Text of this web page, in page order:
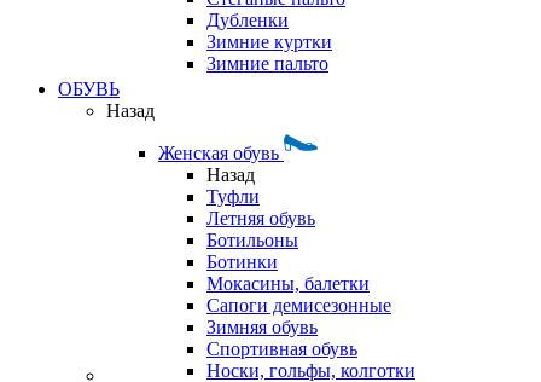
Дубленки
Зимние куртки
Зимние пальто
ОБУВЬ
Назад
Женская обувь
Назад
Туфли
Летняя обувь
Ботильоны
Ботинки
Мокасины, балетки
Сапоги демисезонные
Зимняя обувь
Спортивная обувь
Носки, гольфы, колготки